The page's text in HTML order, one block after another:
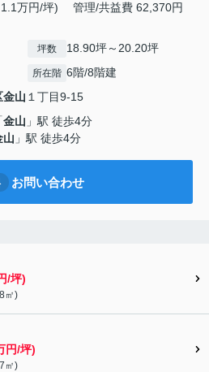
万円/坪) 管理/共益費 62,370円
坪数 18.90坪～20.20坪
所在階 6階/8階建
金山 １丁目9-15
金山 」駅 徒歩4分
山 」駅 徒歩4分
お問い合わせ
/坪)
㎡)
円/坪)
㎡)